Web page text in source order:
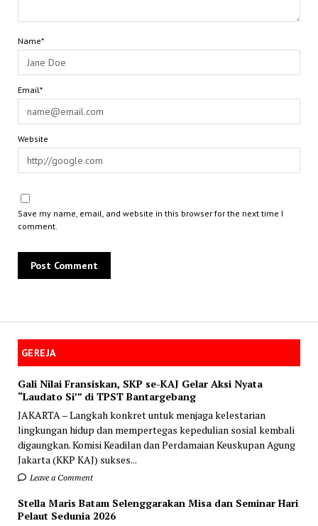
GEREJA
Gali Nilai Fransiskan, SKP se-KAJ Gelar Aksi Nyata
“Laudato Si’” di TPST Bantargebang
JAKARTA – Langkah konkret untuk menjaga kelestarian
lingkungan hidup dan mempertegas kepedulian sosial kembali
digaungkan. Komisi Keadilan dan Perdamaian Keuskupan Agung
Jakarta (KKP KAJ) sukses...
Leave a Comment
Stella Maris Batam Selenggarakan Misa dan Seminar Hari
Pelaut Sedunia 2026
Name*
Email*
Website
Save my name, email, and website in this browser for the next time I
comment.